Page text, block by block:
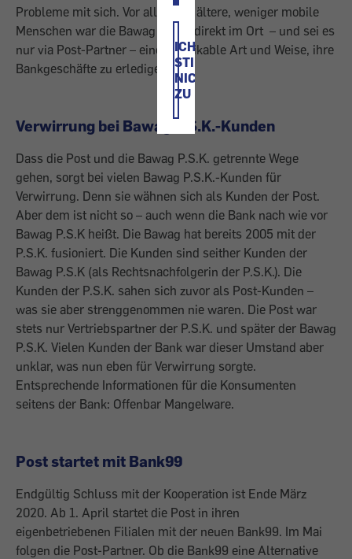
ICH
STIMME
NICHT
ZU
Probleme mit sich. Vor allem für ältere, weniger mobile
Menschen war die Bawag P.S.K. direkt im Ort – und sei es
nur via Post-Partner – eine praktikable Art und Weise, ihre
Bankgeschäfte zu erledigen.
Verwirrung bei Bawag P.S.K.-Kunden
Dass die Post und die Bawag P.S.K. getrennte Wege
gehen, sorgt bei vielen Bawag P.S.K.-Kunden für
Verwirrung. Denn sie wähnen sich als Kunden der Post.
Aber dem ist nicht so – auch wenn die Bank nach wie vor
Bawag P.S.K heißt. Die Bawag hat bereits 2005 mit der
P.S.K. fusioniert. Die Kunden sind seither Kunden der
Bawag P.S.K (als Rechtsnachfolgerin der P.S.K.). Die
Kunden der P.S.K. sahen sich zuvor als Post-Kunden –
was sie aber strenggenommen nie waren. Die Post war
stets nur Vertriebspartner der P.S.K. und später der Bawag
P.S.K. Vielen Kunden der Bank war dieser Umstand aber
unklar, was nun eben für Verwirrung sorgte.
Entsprechende Informationen für die Konsumenten
seitens der Bank: Offenbar Mangelware.
Post startet mit Bank99
Endgültig Schluss mit der Kooperation ist Ende März
2020. Ab 1. April startet die Post in ihren
eigenbetriebenen Filialen mit der neuen Bank99. Im Mai
folgen die Post-Partner. Ob die Bank99 eine Alternative